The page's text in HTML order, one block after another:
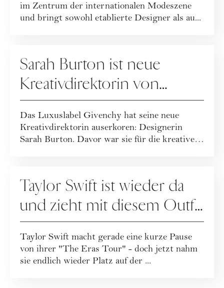
im Zentrum der internationalen Modeszene
und bringt sowohl etablierte Designer als au...
Sarah Burton ist neue
Kreativdirektorin von
Givenchy
Das Luxuslabel Givenchy hat seine neue
Kreativdirektorin auserkoren: Designerin
Sarah Burton. Davor war sie für die kreative
Taylor Swift ist wieder da
und zieht mit diesem Outfit
alle Blicke auf sich
Taylor Swift macht gerade eine kurze Pause
von ihrer "The Eras Tour" - doch jetzt nahm
sie endlich wieder Platz auf der ...